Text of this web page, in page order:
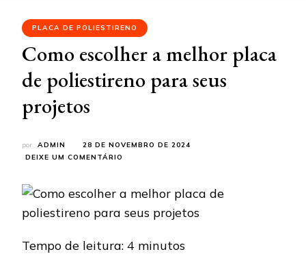
PLACA DE POLIESTIRENO
Como escolher a melhor placa
de poliestireno para seus
projetos
por ADMIN
28 DE NOVEMBRO DE 2024
DEIXE UM COMENTÁRIO
A
PLACA
POLIESTIRENO
Tempo de leitura: 4 minutos